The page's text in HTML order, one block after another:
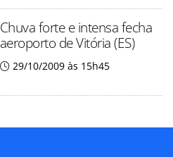
Chuva forte e intensa fecha
aeroporto de Vitória (ES)
29/10/2009 às 15h45